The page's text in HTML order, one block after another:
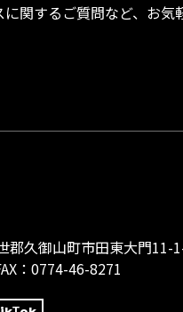
関するご質問など、お気
郡久御山町市田東大門11-
：0774-46-8271